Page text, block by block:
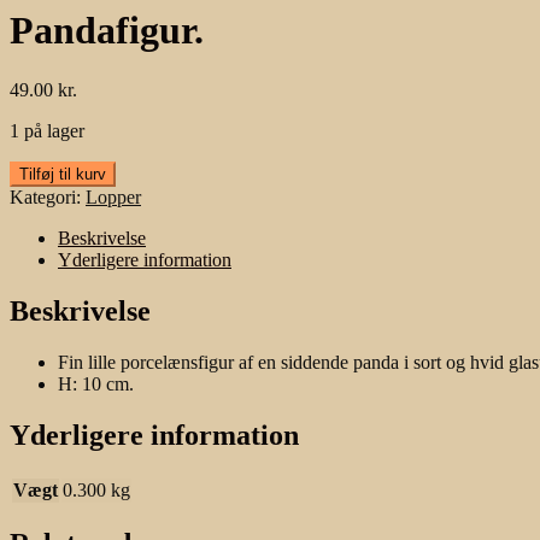
Pandafigur.
49.00 kr.
1 på lager
Pandafigur.
antal
Tilføj til kurv
Kategori: Lopper
Beskrivelse
Yderligere information
Beskrivelse
Fin lille porcelænsfigur af en siddende panda i sort og hvid
H: 10 cm.
Yderligere information
Vægt 0.300 kg